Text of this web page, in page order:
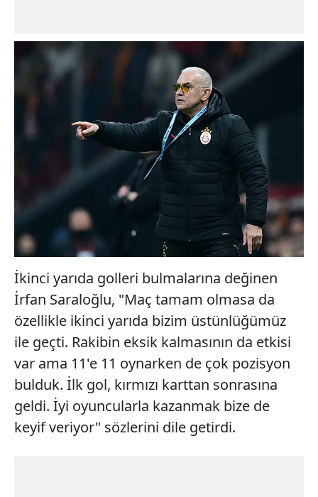
İkinci yarıda golleri bulmalarına değinen
İrfan Saraloğlu, "Maç tamam olmasa da
özellikle ikinci yarıda bizim üstünlüğümüz
ile geçti. Rakibin eksik kalmasının da etkisi
var ama 11'e 11 oynarken de çok pozisyon
bulduk. İlk gol, kırmızı karttan sonrasına
geldi. İyi oyuncularla kazanmak bize de
keyif veriyor" sözlerini dile getirdi.